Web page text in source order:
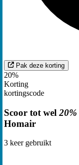
Pak deze korting
20%
Korting
kortingscode
Scoor tot wel 20%
Homair
3 keer gebruikt